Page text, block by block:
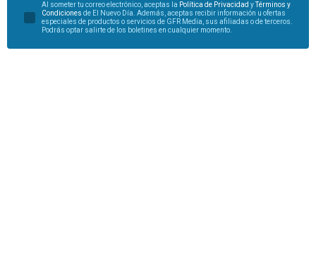
Al someter tu correo electrónico, aceptas la Política de Privacidad y
Términos y
Condiciones de El Nuevo Día. Además, aceptas recibir información u ofertas
especiales de productos o servicios de GFR Media, sus afiliadas o de terceros.
Podrás optar salirte de los boletines en cualquier momento.